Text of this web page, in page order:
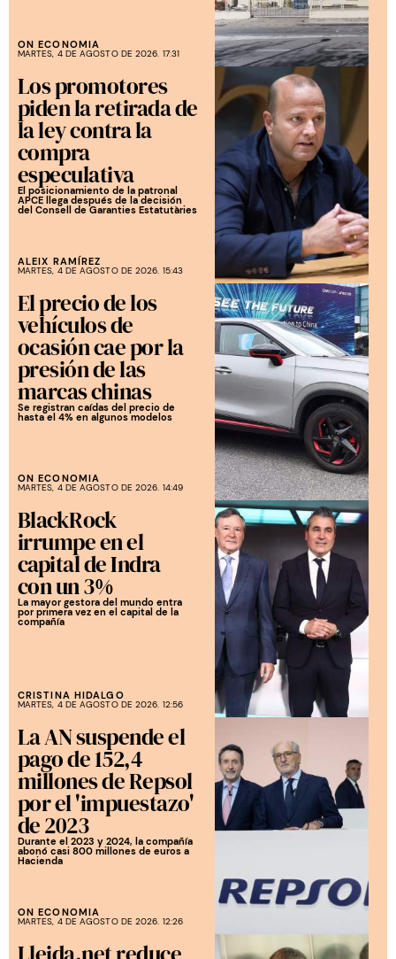
ON ECONOMIA
MARTES, 4 DE AGOSTO DE 2026. 17:31
Los promotores
piden la retirada de
la ley contra la
compra
especulativa
El posicionamiento de la patronal
APCE llega después de la decisión
del Consell de Garanties Estatutàries
ALEIX RAMÍREZ
MARTES, 4 DE AGOSTO DE 2026. 15:43
El precio de los
vehículos de
ocasión cae por la
presión de las
marcas chinas
Se registran caídas del precio de
hasta el 4% en algunos modelos
ON ECONOMIA
MARTES, 4 DE AGOSTO DE 2026. 14:49
BlackRock
irrumpe en el
capital de Indra
con un 3%
La mayor gestora del mundo entra
por primera vez en el capital de la
compañía
CRISTINA HIDALGO
MARTES, 4 DE AGOSTO DE 2026. 12:56
La AN suspende el
pago de 152,4
millones de Repsol
por el 'impuestazo'
de 2023
Durante el 2023 y 2024, la compañía
abonó casi 800 millones de euros a
Hacienda
ON ECONOMIA
MARTES, 4 DE AGOSTO DE 2026. 12:26